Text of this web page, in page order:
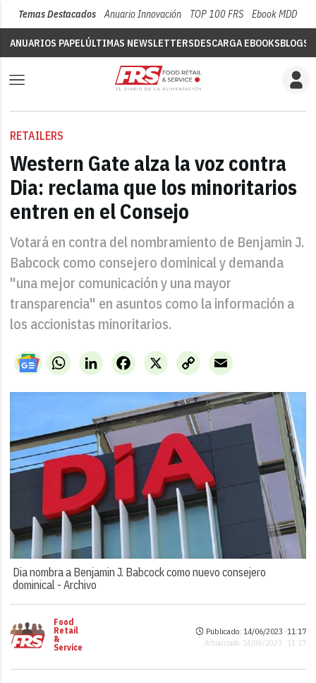
Temas Destacados Anuario Innovación TOP 100 FRS Ebook MDD
ANUARIOS PAPELÚLTIMAS NEWSLETTERSDESCARGA EBOOKSBLOGS
RETAILERS
Western Gate alza la voz contra
Dia: reclama que los minoritarios
entren en el Consejo
Votará en contra del nombramiento de Benjamin J.
Babcock como consejero dominical y demanda
"una mejor comunicación y una mayor
transparencia" en asuntos como la información a
los accionistas minoritarios.
WhatsAppLinkedIn X
Facebook
Copy
Link
Email
Dia nombra a Benjamin J. Babcock como nuevo consejero
dominical -Archivo
Food
Retail
&
Service
Publicado: 14/06/2023 ·11:17
Actualizado: 14/06/2023 · 11:17